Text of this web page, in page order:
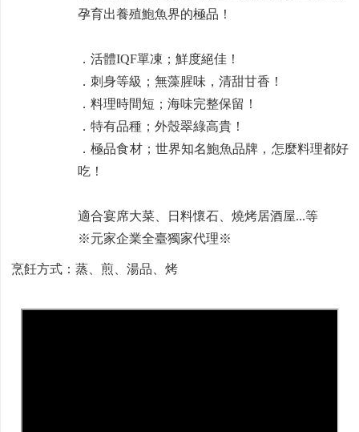
孕育出養殖鮑魚界的極品！
．活體IQF單凍；鮮度絕佳！
．刺身等級；無藻腥味，清甜甘香！
．料理時間短；海味完整保留！
．特有品種；外殼翠綠高貴！
．極品食材；世界知名鮑魚品牌，怎麼料理都好
吃！
適合宴席大菜、日料懷石、燒烤居酒屋...等
※元家企業全臺獨家代理※
烹飪方式：蒸、煎、湯品、烤